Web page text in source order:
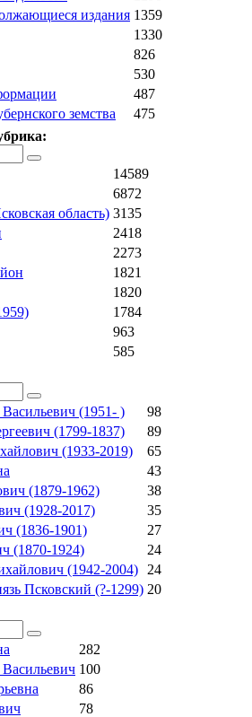
издания 1359
1330
826
530
487
земства
475
14589
6872
область) 3135
2418
2273
1821
1820
1784
963
585
(1951- )
98
(1799-1837)
89
(1933-2019)
65
43
(1879-1962)
38
(1928-2017)
35
(1836-1901)
27
(1870-1924)
24
(1942-2004)
24
Псковский (?-1299) 20
282
100
86
78